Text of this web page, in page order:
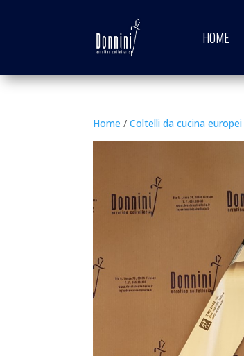
HOME
Home /Coltelli da cucina europei